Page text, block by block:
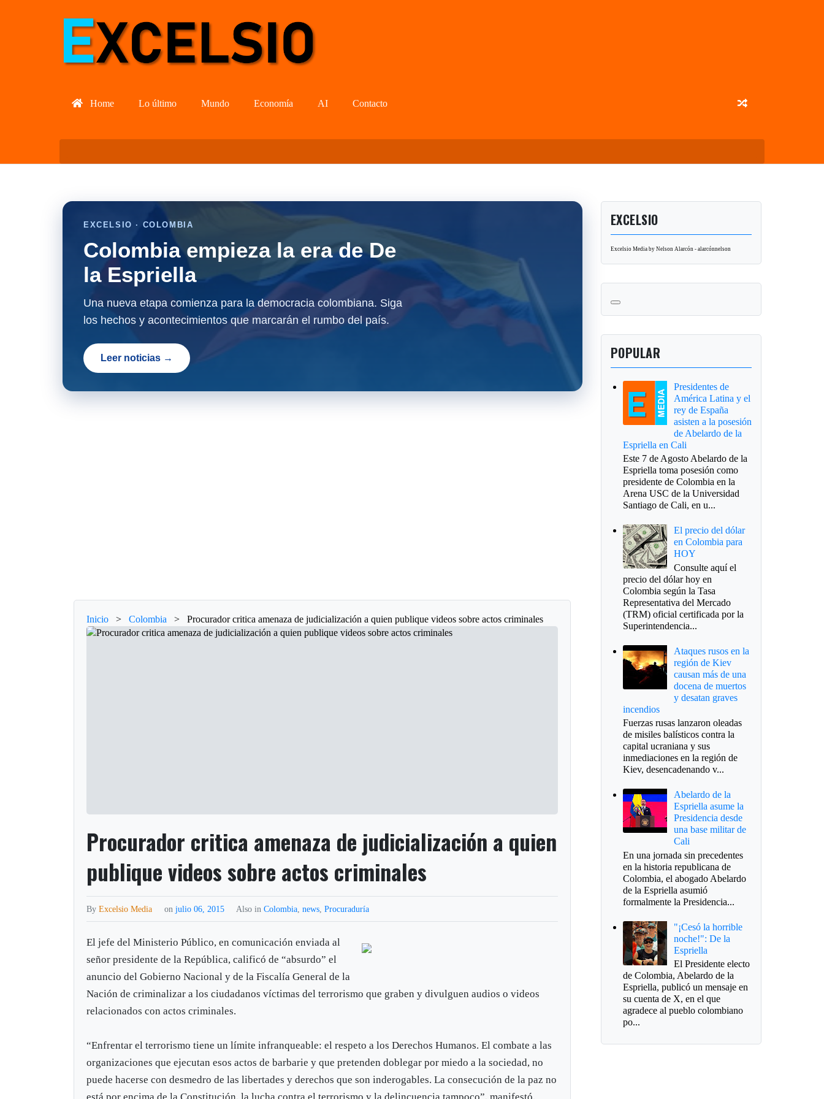
Home Lo último Mundo Economía AI Contacto
EXCELSIO · COLOMBIA
Colombia empieza la era de De
la Espriella
Una nueva etapa comienza para la democracia colombiana. Siga
los hechos y acontecimientos que marcarán el rumbo del país.
Leer noticias →
Inicio > Colombia > Procurador critica amenaza de judicialización a quien publique videos sobre actos criminales
Procurador critica amenaza de judicialización a quien
publique videos sobre actos criminales
ByExcelsio Media onjulio 06, 2015 Also inColombia ,news ,Procuraduría
El jefe del Ministerio Público, en comunicación enviada al
señor presidente de la República, calificó de “absurdo” el
anuncio del Gobierno Nacional y de la Fiscalía General de la
Nación de criminalizar a los ciudadanos víctimas del terrorismo que graben y divulguen audios o videos
relacionados con actos criminales.
“Enfrentar el terrorismo tiene un límite infranqueable: el respeto a los Derechos Humanos. El combate a las
organizaciones que ejecutan esos actos de barbarie y que pretenden doblegar por miedo a la sociedad, no
puede hacerse con desmedro de las libertades y derechos que son inderogables. La consecución de la paz no
EXCELSIO
Excelsio Media by Nelson Alarcón - alarcónnelson
POPULAR
Presidentes de
América Latina y el
rey de España
asisten a la posesión
de Abelardo de la
Espriella en Cali
Este 7 de Agosto Abelardo de la
Espriella toma posesión como
presidente de Colombia en la
Arena USC de la Universidad
Santiago de Cali, en u...
El precio del dólar
en Colombia para
HOY
Consulte aquí el
precio del dólar hoy en
Colombia según la Tasa
Representativa del Mercado
(TRM) oficial certificada por la
Superintendencia...
Ataques rusos en la
región de Kiev
causan más de una
docena de muertos
y desatan graves
incendios
Fuerzas rusas lanzaron oleadas
de misiles balísticos contra la
capital ucraniana y sus
inmediaciones en la región de
Kiev, desencadenando v...
Abelardo de la
Espriella asume la
Presidencia desde
una base militar de
Cali
En una jornada sin precedentes
en la historia republicana de
Colombia, el abogado Abelardo
de la Espriella asumió
formalmente la Presidencia...
"¡Cesó la horrible
noche!": De la
Espriella
El Presidente electo
de Colombia, Abelardo de la
Espriella, publicó un mensaje en
su cuenta de X, en el que
agradece al pueblo colombiano
po...